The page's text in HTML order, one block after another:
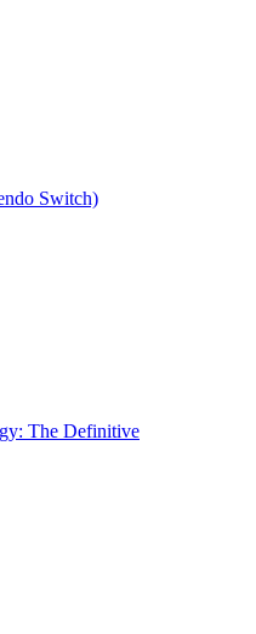
Switch)
The Definitive